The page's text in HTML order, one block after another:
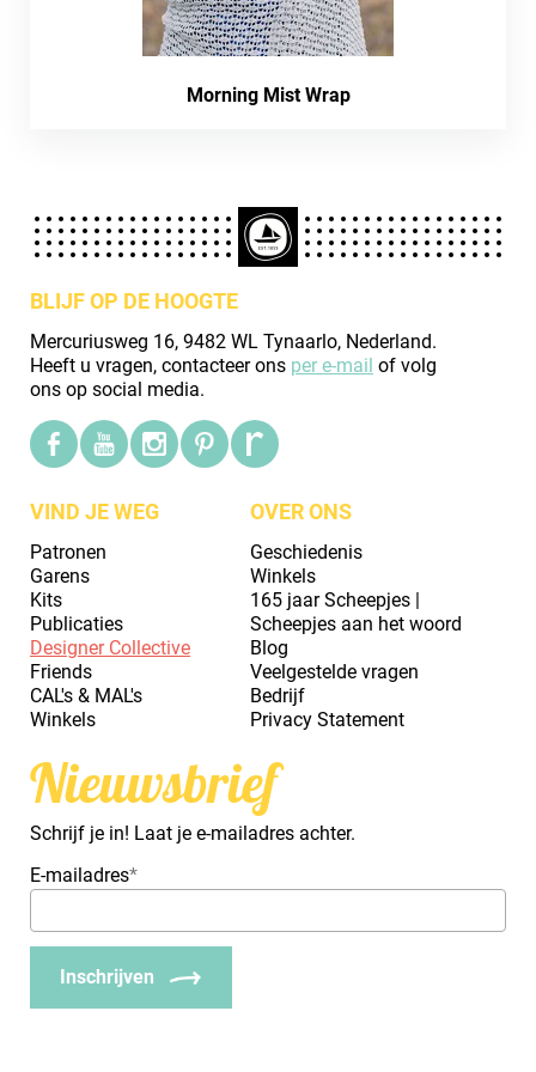
Morning Mist Wrap
BLIJF OP DE HOOGTE
Mercuriusweg 16, 9482 WL Tynaarlo, Nederland.
Heeft u vragen, contacteer ons per e-mail of volg
ons op social media.
VIND JE WEG
Patronen
Garens
Kits
Publicaties
Designer Collective
Friends
CAL's & MAL's
Winkels
OVER ONS
Geschiedenis
Winkels
165 jaar Scheepjes |
Scheepjes aan het woord
Blog
Veelgestelde vragen
Bedrijf
Privacy Statement
Nieuwsbrief
Schrijf je in! Laat je e-mailadres achter.
E-mailadres*
Inschrijven